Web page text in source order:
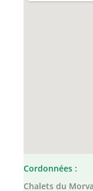
Cordonnées :
Chalets du